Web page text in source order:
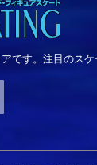
です。注目のス